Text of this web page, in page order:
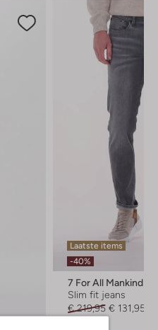
Laatste items
-40%
7 For All Mankind
Slim fit jeans
€ 219,95 € 131,95